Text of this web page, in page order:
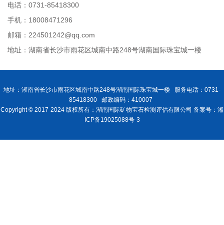
电话：0731-85418300
手机：18008471296
邮箱：224501242@qq.com
地址：湖南省长沙市雨花区城南中路248号湖南国际珠宝城一楼
地址：湖南省长沙市雨花区城南中路248号湖南国际珠宝城一楼 服务电话：0731-
85418300 邮政编码：410007
Copyright © 2017-2024 版权所有：湖南国际矿物宝石检测评估有限公司 备案号：湘
ICP备19025088号-3